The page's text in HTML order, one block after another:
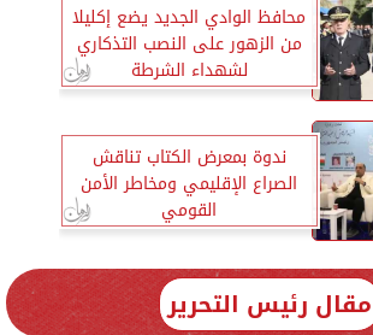
محافظ الوادي الجديد يضع إكليلا
من الزهور على النصب التذكاري
لشهداء الشرطة
ندوة بمعرض الكتاب تناقش
الصراع الإقليمي ومخاطر الأمن
القومي
مقال رئيس التحرير